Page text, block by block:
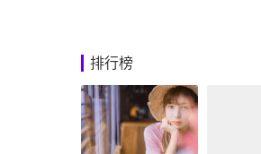
排行榜